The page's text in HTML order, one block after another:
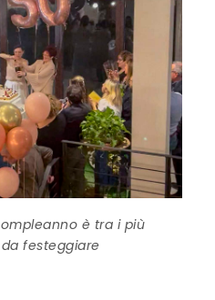
è tra i più
festeggiare